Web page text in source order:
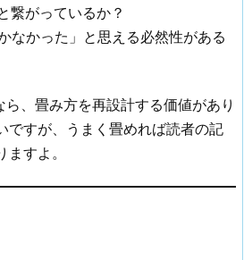
繋がっているか？
なかった」と思える必然性がある
、畳み方を再設計する価値があり
ですが、うまく畳めれば読者の記
すよ。